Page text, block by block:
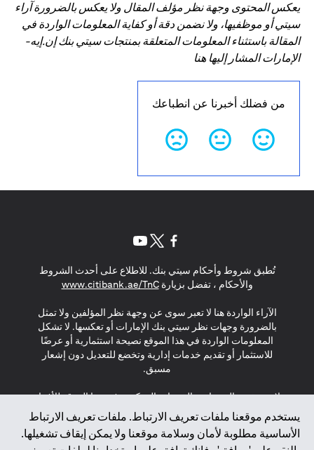
يعكس المحتوى وجهة نظر مؤلف المقال ولا يعكس بالضرورة آراء
سيتي أو موظفيها، ولا نضمن دقة أو كفاية المعلومات الواردة في
المقالة باستثناء المعلومات المتعلقة بمنتجات سيتي بنك إن.إيه-
الإمارات المشار إليها هنا
من فضلك أخبرنا عن انطباعك
يستخدم موقعنا ملفات تعريف الارتباط. ملفات تعريف الارتباط
الأساسية مطلوبة لأمان وسلامة موقعنا ولا يمكن إيقاف تشغيلها.
تُطبق شروط وأحكام سيتي بنك. للاطلاع على أحدث الشروط
والأحكام ، تفضل بزيارةwww.citibank.ae/TnC
(opens in a new tab)
الآراء الواردة هنا لا تعبر سوى عن وجهة نظر المؤلفين ولا تمثل
بالضرورة وجهات نظر سيتي بنك الإمارات أو تعكسها. لا تشكل
المعلومات الواردة في هذا الموقع نصيحة استثمارية أو عرضًا
للاستثمار أو تقديم خدمات إدارية وتخضع للتعديل دون إشعار
مسبق.
لا يتم تقديم المنتجات والخدمات المذكورة في هذا الموقع للأفراد
المقيمين في الاتحاد الأوروبي أو المنطقة الاقتصادية الأوروبية أو
سويسرا أو غيرنسي أو جيرسي أو موناكو أو سان مارينو أو
الفاتيكان أو جزيرة مان أو المملكة المتحدة أو خصوصية البيانات